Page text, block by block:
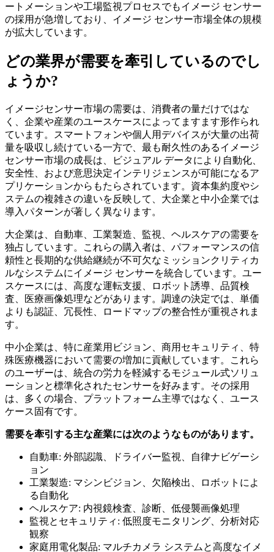
ートメーションや工場監視プロセスでもイメージ センサー
の採用が急増しており、イメージ センサー市場全体の規模
が拡大しています。
どの業界が需要を牽引しているのでし
ょうか?
イメージセンサー市場の需要は、消費者の量だけではな
く、企業や産業のユースケースによってますます形作られ
ています。スマートフォンや個人用デバイスが大量の出荷
量を吸収し続けている一方で、最も耐久性のあるイメージ
センサー市場の成長は、ビジュアル データにより自動化、
安全性、および意思決定インテリジェンスが可能になるア
プリケーションからもたらされています。資本集約度やシ
ステムの複雑さの違いを反映して、大企業と中小企業では
導入パターンが著しく異なります。
大企業は、自動車、工業製造、監視、ヘルスケアの需要を
独占しています。これらの購入者は、パフォーマンスの信
頼性と長期的な供給継続が不可欠なミッションクリティカ
ルなシステムにイメージ センサーを統合しています。ユー
スケースには、高度な運転支援、ロボット誘導、品質検
査、医療画像処理などがあります。調達の決定では、単価
よりも認証、冗長性、ロードマップの整合性が重視されま
す。
中小企業は、特に産業用ビジョン、商用セキュリティ、特
殊医療機器において需要の増加に貢献しています。これら
のユーザーは、統合の労力を軽減するモジュール式ソリュ
ーションと標準化されたセンサーを好みます。その採用
は、多くの場合、プラットフォーム主導ではなく、ユース
ケース固有です。
需要を牽引する主な産業には次のようなものがあります。
自動車: 外部認識、ドライバー監視、自律ナビゲーシ
ョン
工業製造: マシンビジョン、欠陥検出、ロボットによ
る自動化
ヘルスケア: 内視鏡検査、診断、低侵襲画像処理
監視とセキュリティ: 低照度モニタリング、分析対応
観察
家庭用電化製品: マルチカメラ システムと高度なイメ